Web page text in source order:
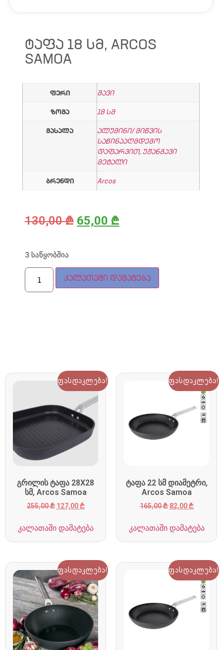
ᲢᲐᲤᲐ 18 ᲡᲛ, ARCOS
SAMOA
ფერი
შავი
ზომა
18 სმ
მასალა
ალუმინი/ მიწვის
საწინააღმდეგო
დაფარვით, უჟანგავი
მეტალი
ბრენდი
Arcos
130,00₾ 65,00 ₾
3 საწყობშია
კალათაში დამატება
ფასდაკლება!
გრილის ტაფა 28X28
სმ, Arcos Samoa
255,00₾ 127,00₾
კალათაში დამატება
ფასდაკლება!
ტაფა 22 სმ დიამეტრი,
Arcos Samoa
165,00₾ 82,00₾
კალათაში დამატება
ფასდაკლება! ფასდაკლება!